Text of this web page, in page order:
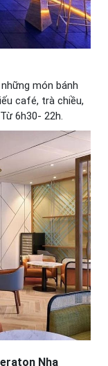
món bánh
café, trà chiều,
6h30- 22h.
Nha